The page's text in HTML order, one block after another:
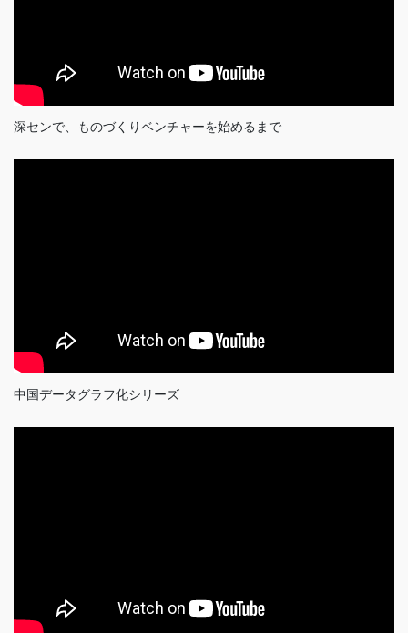
深センで、ものづくりベンチャーを始めるまで
中国データグラフ化シリーズ